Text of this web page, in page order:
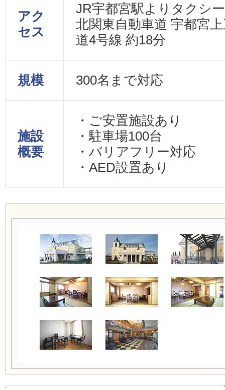
アク
セス
JR宇都宮駅よりタクシ
北関東自動車道 宇都宮
道4号線 約18分
規模 300名まで対応
施設
概要
・ご安置施設あり
・駐車場100台
・バリアフリー対応
・AED設置あり